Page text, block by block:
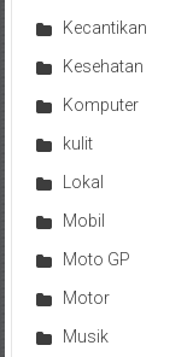
Kecantikan
Kesehatan
Komputer
kulit
Lokal
Mobil
Moto GP
Motor
Musik